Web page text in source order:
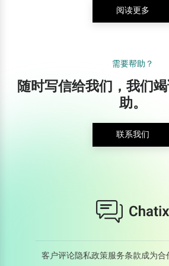
阅读更多
需要帮助？
随时写信给我们，我们
助。
联系我们
客户评论隐私政策服务条款成为合